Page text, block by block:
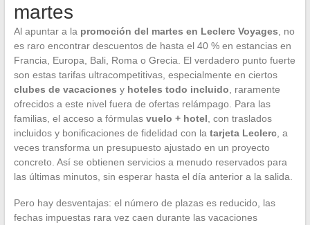
martes
Al apuntar a la promoción del martes en Leclerc Voyages , no
es raro encontrar descuentos de hasta el 40 % en estancias en
Francia, Europa, Bali, Roma o Grecia. El verdadero punto fuerte
son estas tarifas ultracompetitivas, especialmente en ciertos
clubes de vacaciones y hoteles todo incluido , raramente
ofrecidos a este nivel fuera de ofertas relámpago. Para las
familias, el acceso a fórmulas vuelo + hotel , con traslados
incluidos y bonificaciones de fidelidad con la tarjeta Leclerc, a
veces transforma un presupuesto ajustado en un proyecto
concreto. Así se obtienen servicios a menudo reservados para
las últimas minutos, sin esperar hasta el día anterior a la salida.
Pero hay desventajas: el número de plazas es reducido, las
fechas impuestas rara vez caen durante las vacaciones